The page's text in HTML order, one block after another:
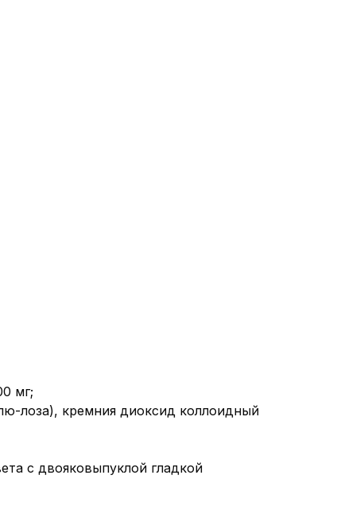
мг;
лоза), кремния диоксид коллоидный
с двояковыпуклой гладкой